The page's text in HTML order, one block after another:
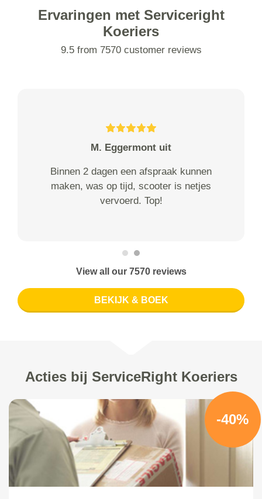
Ervaringen met Serviceright
Koeriers
9.5 from 7570 customer reviews
M. Eggermont uit
Binnen 2 dagen een afspraak kunnen
maken, was op tijd, scooter is netjes
vervoerd. Top!
View all our 7570 reviews
BEKIJK & BOEK
Acties bij ServiceRight Koeriers
-40%